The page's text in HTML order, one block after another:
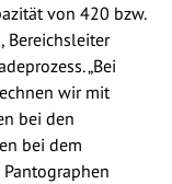
von 420 bzw.
Bereichsleiter
„Bei
wir mit
bei den
bei dem